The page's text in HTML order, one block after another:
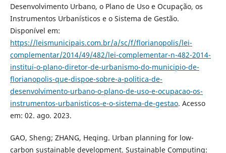
Desenvolvimento Urbano, o Plano de Uso e Ocupação, os
Instrumentos Urbanísticos e o Sistema de Gestão.
Disponível em:
https://leismunicipais.com.br/a/sc/f/florianopolis/lei-
complementar/2014/49/482/lei-complementar-n-482-2014-
institui-o-plano-diretor-de-urbanismo-do-municipio-de-
florianopolis-que-dispoe-sobre-a-politica-de-
desenvolvimento-urbano-o-plano-de-uso-e-ocupacao-os-
instrumentos-urbanisticos-e-o-sistema-de-gestao. Acesso
em: 02. ago. 2023.
GAO, Sheng; ZHANG, Heqing. Urban planning for low-
carbon sustainable development. Sustainable Computing: